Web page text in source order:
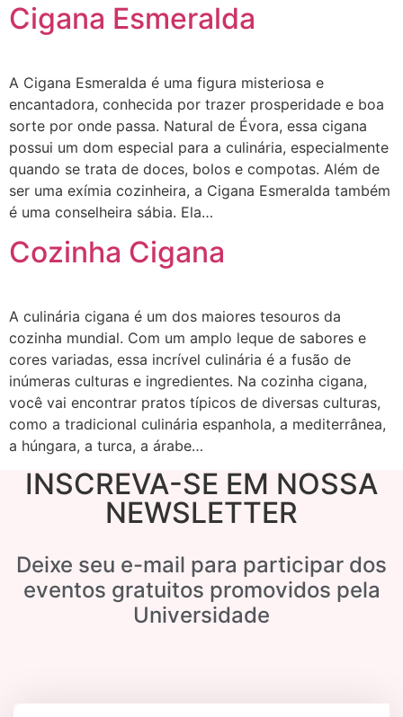
Cigana Esmeralda
A Cigana Esmeralda é uma figura misteriosa e
encantadora, conhecida por trazer prosperidade e boa
sorte por onde passa. Natural de Évora, essa cigana
possui um dom especial para a culinária, especialmente
quando se trata de doces, bolos e compotas. Além de
ser uma exímia cozinheira, a Cigana Esmeralda também
é uma conselheira sábia. Ela…
Cozinha Cigana
A culinária cigana é um dos maiores tesouros da
cozinha mundial. Com um amplo leque de sabores e
cores variadas, essa incrível culinária é a fusão de
inúmeras culturas e ingredientes. Na cozinha cigana,
você vai encontrar pratos típicos de diversas culturas,
como a tradicional culinária espanhola, a mediterrânea,
a húngara, a turca, a árabe…
INSCREVA-SE EM NOSSA
NEWSLETTER
Deixe seu e-mail para participar dos
eventos gratuitos promovidos pela
Universidade